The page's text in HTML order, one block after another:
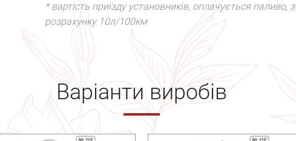
* вартість приїзду установників, оплачується паливо, з
розрахунку 10л/100км
Варіанти виробів